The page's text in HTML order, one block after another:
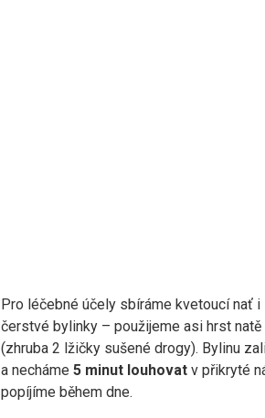
Pro léčebné účely sbíráme kvetoucí nať i
čerstvé bylinky – použijeme asi hrst
(zhruba 2 lžičky sušené drogy). Bylinu
a necháme 5 minut louhovatv přikryté
popíjíme během dne.